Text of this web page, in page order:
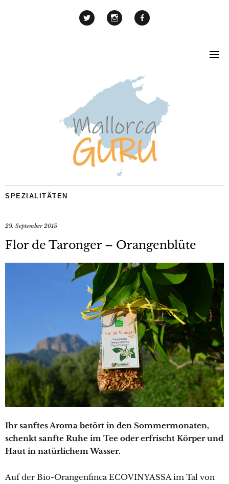
SPEZIALITÄTEN
29. September 2015
Flor de Taronger – Orangenblüte
Ihr sanftes Aroma betört in den Sommermonaten,
schenkt sanfte Ruhe im Tee oder erfrischt Körper und
Haut in natürlichem Wasser.
Auf der Bio-Orangenfinca ECOVINYASSA im Tal von